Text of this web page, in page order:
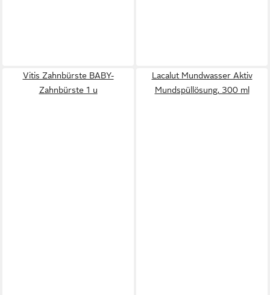
Vitis Zahnbürste BABY-
Zahnbürste 1 u
Lacalut Mundwasser Aktiv
Mundspüllösung, 300 ml